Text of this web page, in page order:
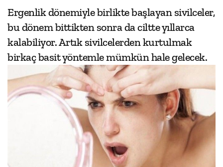
Ergenlik dönemiyle birlikte başlayan sivilceler,
bu dönem bittikten sonra da ciltte yıllarca
kalabiliyor. Artık sivilcelerden kurtulmak
birkaç basit yöntemle mümkün hale gelecek.